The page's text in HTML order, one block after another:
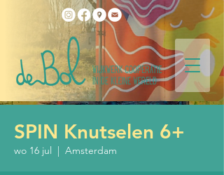
SPIN Knutselen 6+
wo 16 jul
  |
Amsterdam